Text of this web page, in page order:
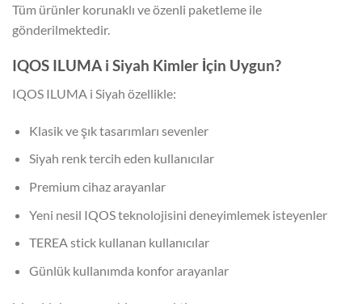
Tüm ürünler korunaklı ve özenli paketleme ile
gönderilmektedir.
IQOS ILUMA i Siyah Kimler İçin Uygun?
IQOS ILUMA i Siyah özellikle:
Klasik ve şık tasarımları sevenler
Siyah renk tercih eden kullanıcılar
Premium cihaz arayanlar
Yeni nesil IQOS teknolojisini deneyimlemek isteyenler
TEREA stick kullanan kullanıcılar
Günlük kullanımda konfor arayanlar